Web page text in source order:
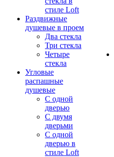
стиле Loft
Раздвижные
душевые в проем
Два стекла
Три стекла
Четыре
стекла
Угловые
распашные
душевые
С одной
дверью
С двумя
дверьми
С одной
дверью в
стиле Loft